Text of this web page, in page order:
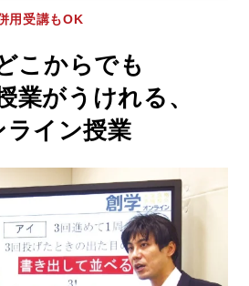
用受講もOK
こからでも
業がうけれる、
ライン授業
0